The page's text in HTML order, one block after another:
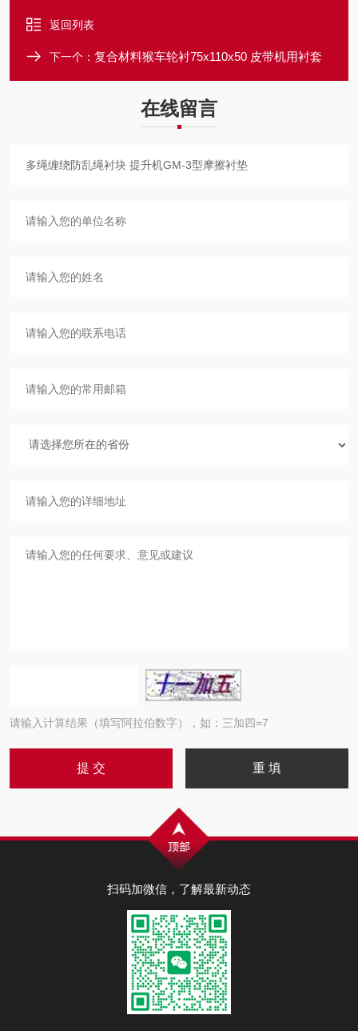
返回列表
下一个： 复合材料猴车轮衬75x110x50 皮带机用衬套
在线留言
请输入计算结果（填写阿拉伯数字），如：三加四=7
扫码加微信，了解最新动态